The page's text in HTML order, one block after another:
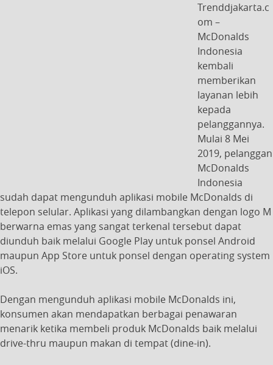
Trenddjakarta.c
om –
McDonalds
Indonesia
kembali
memberikan
layanan lebih
kepada
pelanggannya.
Mulai 8 Mei
2019, pelanggan
McDonalds
Indonesia
sudah dapat mengunduh aplikasi mobile McDonalds di
telepon selular. Aplikasi yang dilambangkan dengan logo M
berwarna emas yang sangat terkenal tersebut dapat
diunduh baik melalui Google Play untuk ponsel Android
maupun App Store untuk ponsel dengan operating system
iOS.
Dengan mengunduh aplikasi mobile McDonalds ini,
konsumen akan mendapatkan berbagai penawaran
menarik ketika membeli produk McDonalds baik melalui
drive-thru maupun makan di tempat (dine-in).